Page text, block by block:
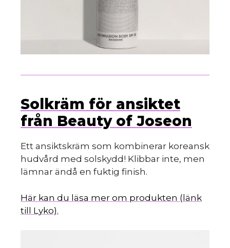
Solkräm för ansiktet
från Beauty of Joseon
Ett ansiktskräm som kombinerar koreansk
hudvård med solskydd! Klibbar inte, men
lämnar ändå en fuktig finish.
Här kan du läsa mer om produkten (länk
till Lyko).